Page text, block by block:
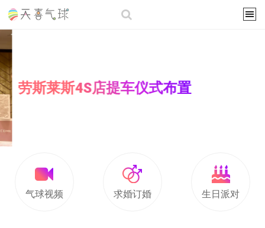
劳斯莱斯4S店提车仪式布置
气球视频 求婚订婚 生日派对